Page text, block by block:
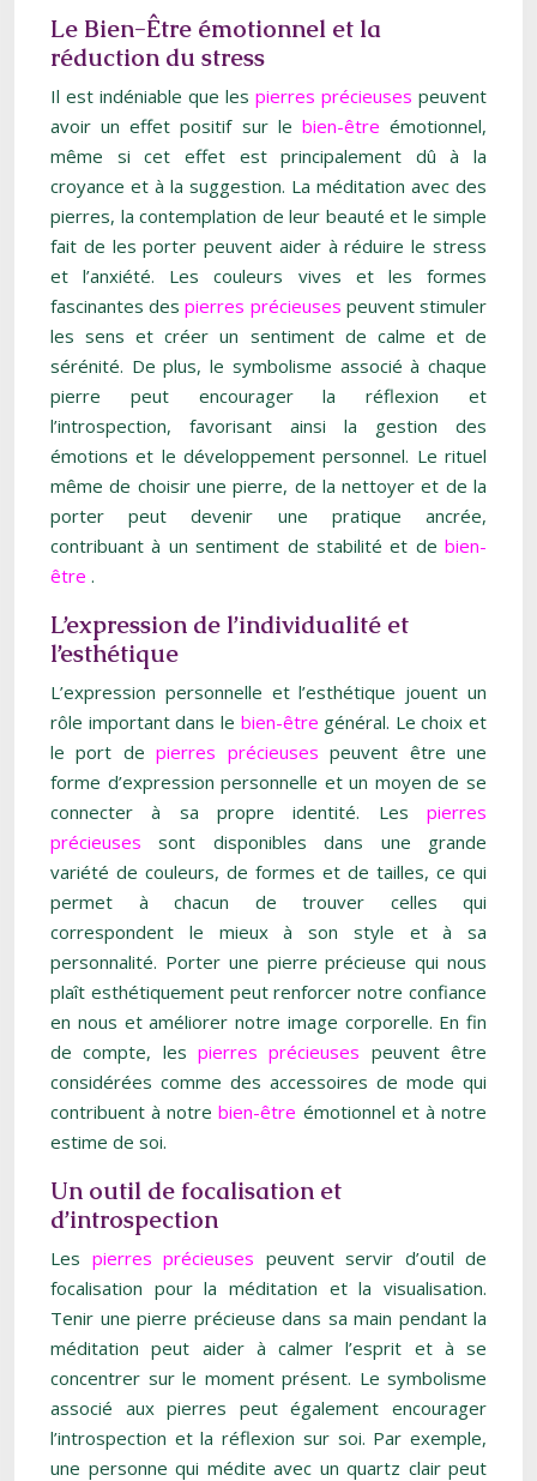
Le Bien-Être émotionnel et la
réduction du stress
Il est indéniable que les pierres précieuses peuvent
avoir un effet positif sur le bien-êtreémotionnel,
même si cet effet est principalement dû à la
croyance et à la suggestion. La méditation avec des
pierres, la contemplation de leur beauté et le simple
fait de les porter peuvent aider à réduire le stress
et l’anxiété. Les couleurs vives et les formes
fascinantes despierres précieuses peuvent stimuler
les sens et créer un sentiment de calme et de
sérénité. De plus, le symbolisme associé à chaque
pierre peut encourager la réflexion et
l’introspection, favorisant ainsi la gestion des
émotions et le développement personnel. Le rituel
même de choisir une pierre, de la nettoyer et de la
porter peut devenir une pratique ancrée,
contribuant à un sentiment de stabilité et de bien-
être .
L’expression de l’individualité et
l’esthétique
L’expression personnelle et l’esthétique jouent un
rôle important dans le bien-être général. Le choix et
le port depierres précieusespeuvent être une
forme d’expression personnelle et un moyen de se
connecter à sa propre identité. Les pierres
précieusessont disponibles dans une grande
variété de couleurs, de formes et de tailles, ce qui
permet à chacun de trouver celles qui
correspondent le mieux à son style et à sa
personnalité. Porter une pierre précieuse qui nous
plaît esthétiquement peut renforcer notre confiance
en nous et améliorer notre image corporelle. En fin
de compte, les pierres précieuses peuvent être
considérées comme des accessoires de mode qui
contribuent à notrebien-être émotionnel et à notre
estime de soi.
Un outil de focalisation et
d’introspection
Les pierres précieuses peuvent servir d’outil de
focalisation pour la méditation et la visualisation.
Tenir une pierre précieuse dans sa main pendant la
méditation peut aider à calmer l’esprit et à se
concentrer sur le moment présent. Le symbolisme
associé aux pierres peut également encourager
l’introspection et la réflexion sur soi. Par exemple,
une personne qui médite avec un quartz clair peut